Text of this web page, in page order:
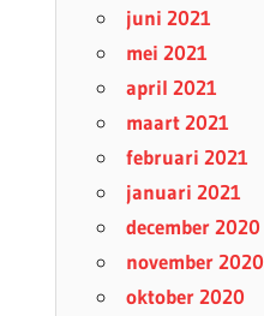
juni 2021
mei 2021
april 2021
maart 2021
februari 2021
januari 2021
december 2020
november 2020
oktober 2020